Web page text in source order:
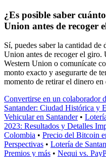
¿Es posible saber
Union antes de recoger
Sí, puedes saber la cantidad
Union antes de recoger el
Western Union o comunícate
monto exacto y asegurarte de
momento de retirar el dinero en
Convertirse en un colaborador
Santander: Ciudad Histórica y
Vehicular en Santander•
2023: Resultados y Detalles
Colombia • Precio del Bitcoin
Perspectivas • Lotería de
Premios y más • Nequi vs.